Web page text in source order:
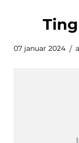
07 januar 2024